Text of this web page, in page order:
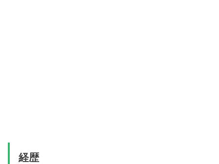
経歴